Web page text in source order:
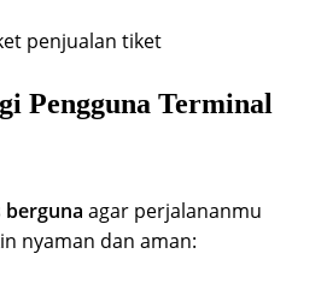
Pengguna Terminal
berguna agar perjalananmu
nyaman dan aman: